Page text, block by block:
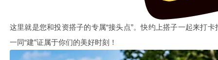
这里就是您和投资搭子的专属“接头点”。快约上搭子一起来打
一同“建”证属于你们的美好时刻！